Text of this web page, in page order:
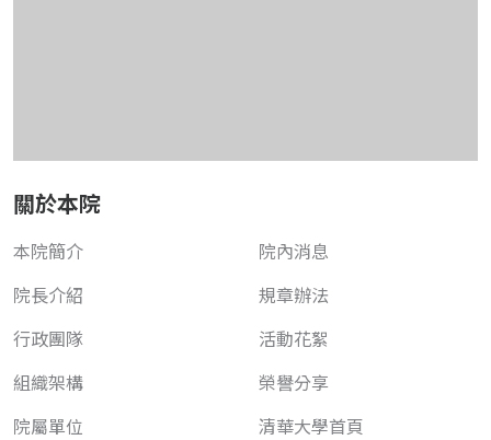
關於本院
本院簡介
院長介紹
行政團隊
組織架構
院屬單位
院內消息
規章辦法
活動花絮
榮譽分享
清華大學首頁